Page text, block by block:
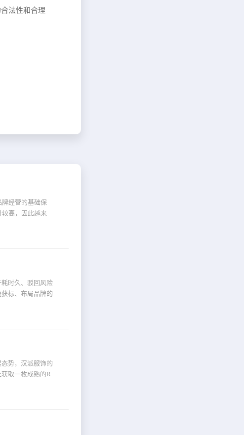
法性和合理
经营的基础保
较高，因此越来
时久、驳回风险
标、布局品牌的
势，汉派服饰的
取一枚成熟的R